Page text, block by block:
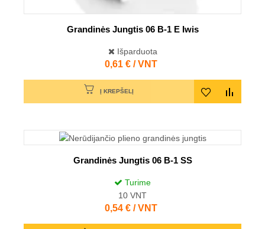
Grandinės Jungtis 06 B-1 E Iwis
Išparduota
Kaina
0,61 € / VNT
Į KREPŠELĮ
Grandinės Jungtis 06 B-1 SS
Turime
10 VNT
Kaina
0,54 € / VNT